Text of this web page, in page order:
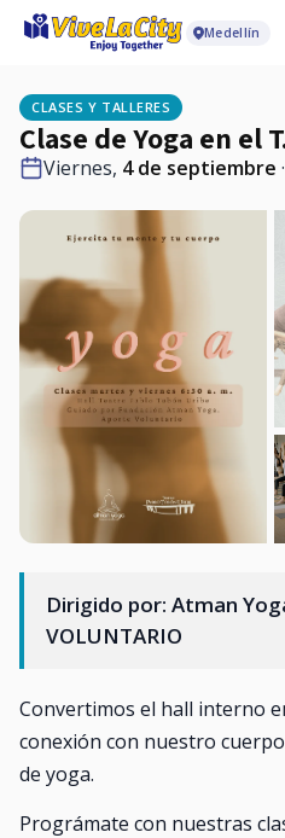
Medellín
CLASES Y TALLERES
Clase de Yoga en el
Viernes, 4 de septiembre ·
Dirigido por: Atman
VOLUNTARIO
Convertimos el hall interno
conexión con nuestro
de yoga.
Prográmate con nuestras